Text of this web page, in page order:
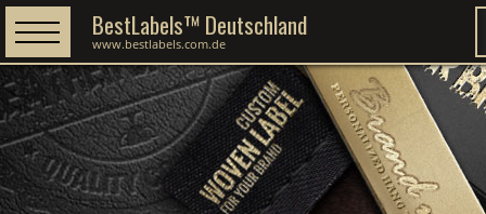
BestLabels™ Deutschland
www.bestlabels.com.de